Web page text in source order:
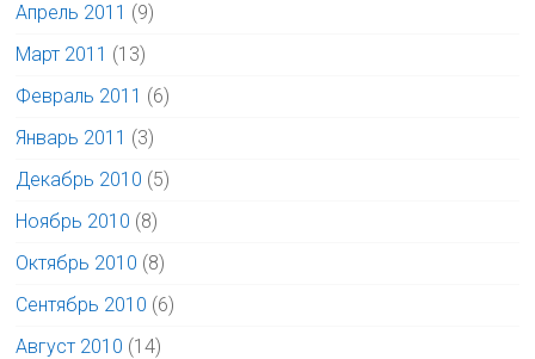
Апрель 2011 (9)
Март 2011 (13)
Февраль 2011 (6)
Январь 2011 (3)
Декабрь 2010 (5)
Ноябрь 2010 (8)
Октябрь 2010 (8)
Сентябрь 2010 (6)
Август 2010 (14)